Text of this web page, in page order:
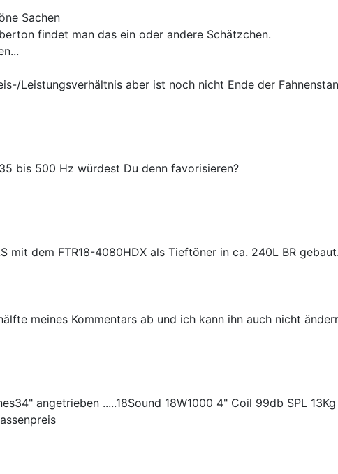
Sachen
findet man das ein oder andere Schätzchen.
Leistungsverhältnis aber ist noch nicht Ende der
bis 500 Hz würdest Du denn favorisieren?
mit dem FTR18-4080HDX als Tieftöner in ca. 240L BR
meines Kommentars ab und ich kann ihn auch nicht
angetrieben .....18Sound 18W1000 4" Coil 99db SPL